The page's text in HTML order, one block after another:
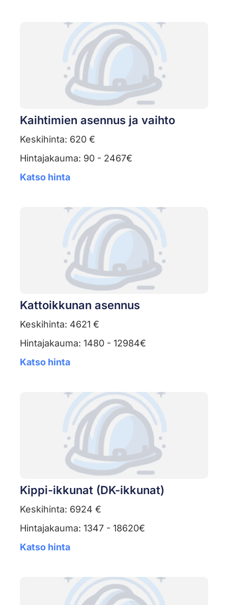
Kaihtimien asennus ja vaihto
Keskihinta: 620 €
Hintajakauma: 90 - 2467€
Katso hinta
Kattoikkunan asennus
Keskihinta: 4621 €
Hintajakauma: 1480 - 12984€
Katso hinta
Kippi-ikkunat (DK-ikkunat)
Keskihinta: 6924 €
Hintajakauma: 1347 - 18620€
Katso hinta